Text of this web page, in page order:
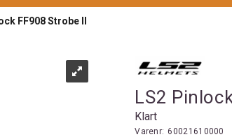
FF908 Strobe II
LS2
Klart
Varenr: 60021610000